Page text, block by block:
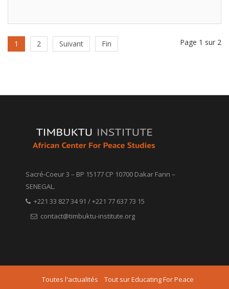
1 2 Suivant Fin Page 1 sur 2
Sacré-Coeur 3 – BP 15177 CP 10700 Dakar Fann –
SENEGAL.
+221 33 827 34 91 / +221 77 637 73 15
contact@timbuktu-institute.org
Toutes l'actualités
Tout sur Educating For Peace